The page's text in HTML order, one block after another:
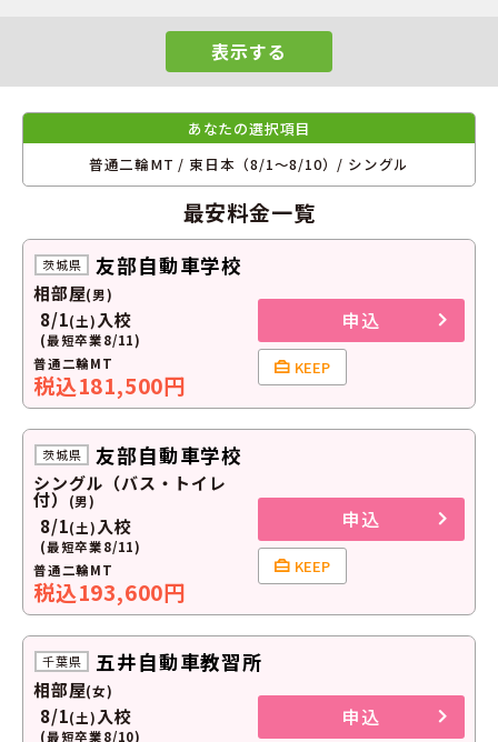
表示する
あなたの選択項目
普通二輪MT / 東日本（8/1～8/10）/ シングル
最安料金一覧
茨城県 友部自動車学校
相部屋(男)
8/1(土) 入校
(最短卒業8/11)
普通二輪MT
税込181,500円
申込
KEEP
茨城県 友部自動車学校
シングル（バス・トイレ
付） (男)
8/1(土) 入校
(最短卒業8/11)
普通二輪MT
税込193,600円
申込
KEEP
千葉県 五井自動車教習所
相部屋(女)
8/1(土) 入校
(最短卒業8/10)
申込